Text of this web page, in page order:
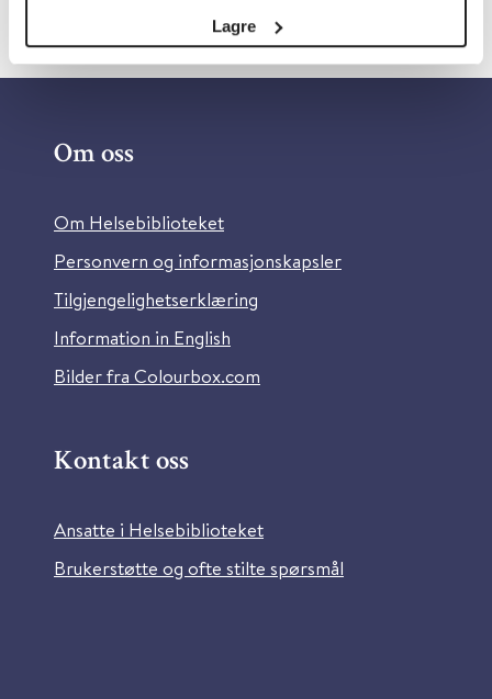
Lagre
Om oss
Om Helsebiblioteket
Personvern og informasjonskapsler
Tilgjengelighetserklæring
Information in English
Bilder fra Colourbox.com
Kontakt oss
Ansatte i Helsebiblioteket
Brukerstøtte og ofte stilte spørsmål